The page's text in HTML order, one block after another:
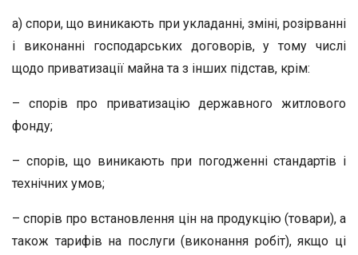
а) спори, що виникають при укладанні, зміні, розірванні
і виконанні господарських договорів, у тому числі
щодо приватизації майна та з інших підстав, крім:
– спорів про приватизацію державного житлового
фонду;
– спорів, що виникають при погодженні стандартів і
технічних умов;
– спорів про встановлення цін на продукцію (товари), а
також тарифів на послуги (виконання робіт), якщо ці